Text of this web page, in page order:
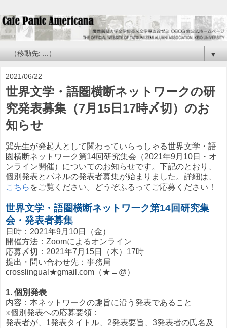
▼
2021/06/22
世界文学・語圏横断ネットワークの研
究発表募集（7月15日17時〆切）のお
知らせ
巽先生が発起人として関わっていらっしゃる世界文学・語
圏横断ネットワーク第14回研究集会（2021年9月10日・オ
ンライン開催）についてのお知らせです。下記のとおり、
個別発表とパネルの発表者募集が始まりました。詳細は、
こちら をご覧ください。どうぞふるってご応募ください！
世界文学・語圏横断ネットワーク第14回研究集
会・発表者募集
日時：2021年9月10日（金）
開催方法：Zoomによるオンライン
応募〆切：2021年7月15日（木）17時
提出・問い合わせ先：事務局
crosslingual★gmail.com（★→@）
1. 個別発表
内容：本ネットワークの趣旨に沿う発表であること
※個別発表への応募要領：
発表者が、1発表タイトル、2発表要旨、3発表者の氏名及